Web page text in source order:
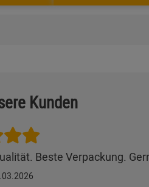
Kunden
Beste Verpackung.